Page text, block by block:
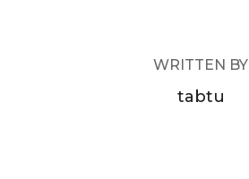
WRITTEN BY
tabtu